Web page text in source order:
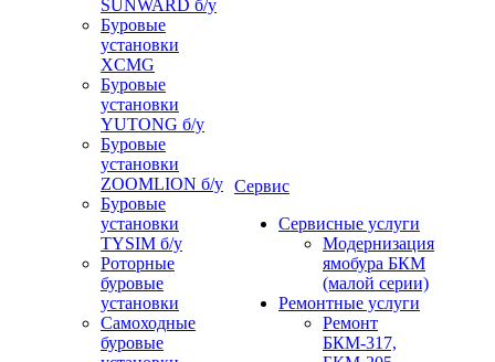
SUNWARD б/у
Буровые
установки
XCMG
Буровые
установки
YUTONG б/у
Буровые
установки
ZOOMLION б/у
Буровые
установки
TYSIM б/у
Роторные
буровые
установки
Самоходные
буровые
Сервис
Сервисные услуги
Модернизация
ямобура БКМ
(малой серии)
Ремонтные услуги
Ремонт
БКМ-317,